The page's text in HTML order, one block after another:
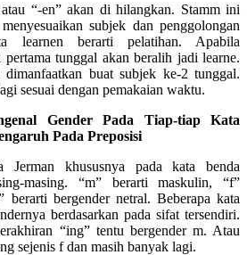
“-en” akan di hilangkan. Stamm ini
subjek dan penggolongan
learnen berarti pelatihan. Apabila
tunggal akan beralih jadi learne.
buat subjek ke-2 tunggal.
sesuai dengan pemakaian waktu.
Gender Pada Tiap-tiap Kata
Pada Preposisi
Jerman khususnya pada kata benda
masing. “m” berarti maskulin, “f”
berarti bergender netral. Beberapa kata
berdasarkan pada sifat tersendiri.
“ing” tentu bergender m. Atau
sejenis f dan masih banyak lagi.